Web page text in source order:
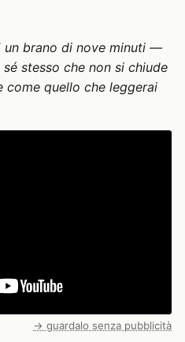
un brano di nove minuti —
stesso che non si chiude
quello che leggerai
→ guardalo senza pubblicità